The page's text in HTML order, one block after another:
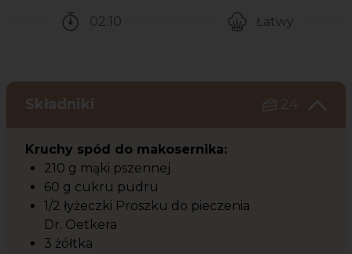
02:10
Łatwy
Składniki 24
Kruchy spód do makosernika:
210 g mąki pszennej
60 g cukru pudru
1/2 łyżeczki Proszku do pieczenia
Dr. Oetkera
3 żółtka